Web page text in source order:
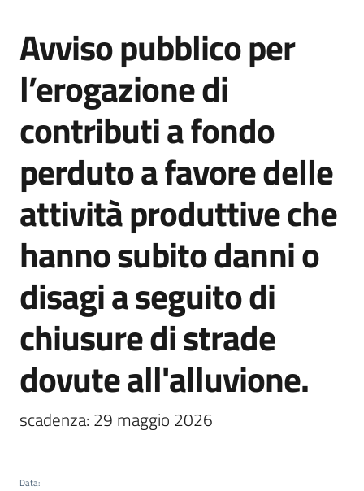
Servizi
Vivere
Casalfiumanese
5x1000
Servizi
on-
line
Tutti
gli
argomenti
Salta al contenuto
Avviso pubblico per
l’erogazione di
contributi a fondo
perduto a favore delle
attività produttive che
hanno subito danni o
disagi a seguito di
chiusure di strade
dovute all'alluvione.
scadenza: 29 maggio 2026
Data: